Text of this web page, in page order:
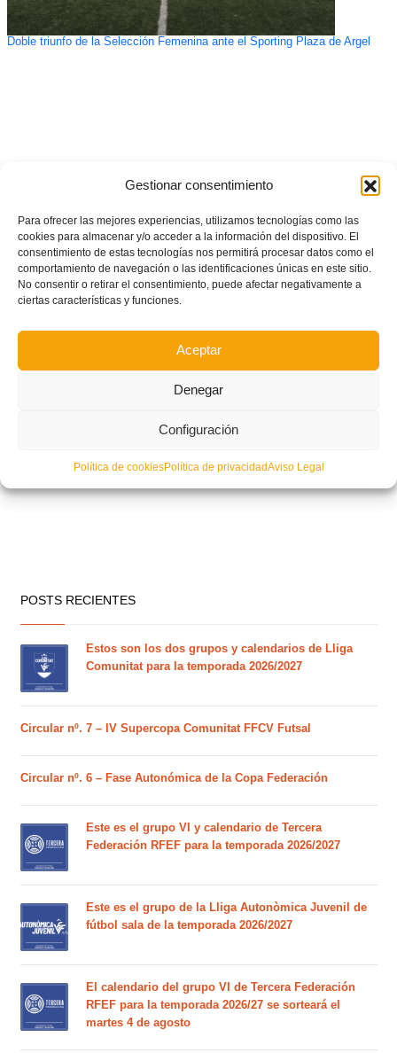
Gestionar consentimiento
Para ofrecer las mejores experiencias, utilizamos tecnologías como las
cookies para almacenar y/o acceder a la información del dispositivo. El
consentimiento de estas tecnologías nos permitirá procesar datos como el
comportamiento de navegación o las identificaciones únicas en este sitio.
No consentir o retirar el consentimiento, puede afectar negativamente a
ciertas características y funciones.
Aceptar
Denegar
Configuración
Política de cookiesPolítica de privacidadAviso Legal
Doble triunfo de la Selección Femenina ante el Sporting Plaza de Argel
POSTS RECIENTES
Estos son los dos grupos y calendarios de Lliga
Comunitat para la temporada 2026/2027
Circular nº. 7 – IV Supercopa Comunitat FFCV Futsal
Circular nº. 6 – Fase Autonómica de la Copa Federación
Este es el grupo VI y calendario de Tercera
Federación RFEF para la temporada 2026/2027
Este es el grupo de la Lliga Autonòmica Juvenil de
fútbol sala de la temporada 2026/2027
El calendario del grupo VI de Tercera Federación
RFEF para la temporada 2026/27 se sorteará el
martes 4 de agosto